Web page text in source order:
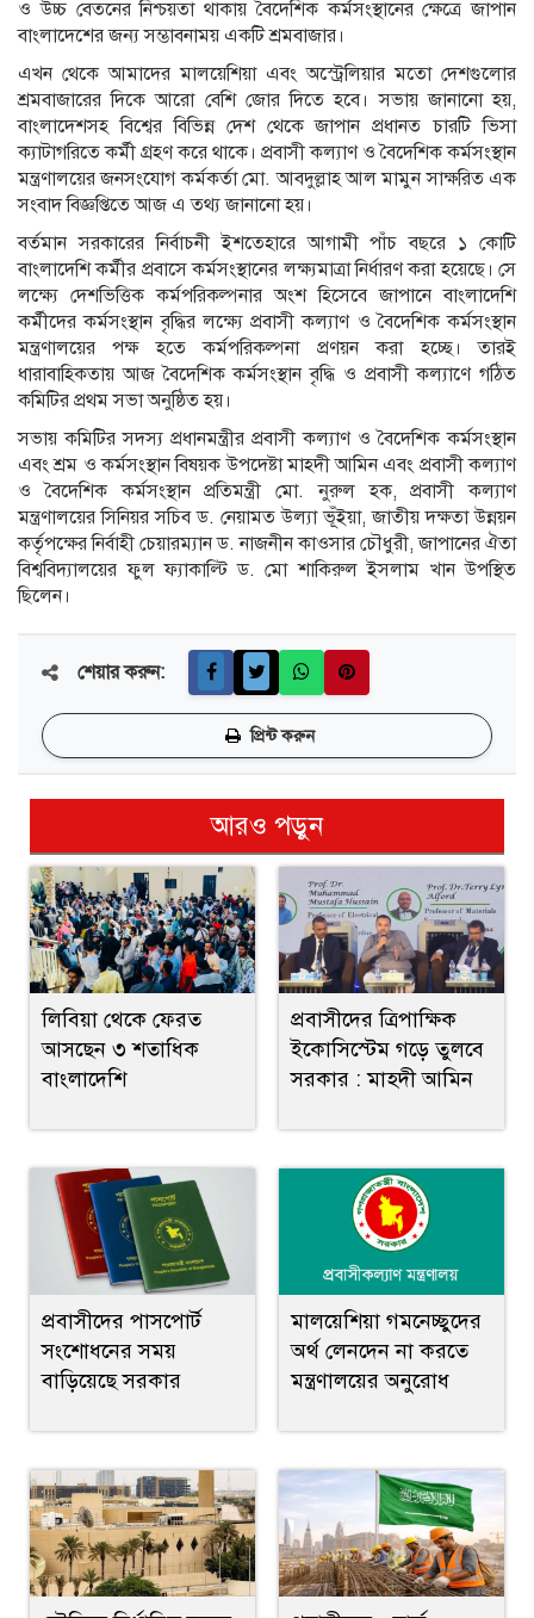
ও উচ্চ বেতনের নিশ্চয়তা থাকায় বৈদেশিক কর্মসংস্থানের ক্ষেত্রে জাপান
বাংলাদেশের জন্য সম্ভাবনাময় একটি শ্রমবাজার।
এখন থেকে আমাদের মালয়েশিয়া এবং অস্ট্রেলিয়ার মতো দেশগুলোর
শ্রমবাজারের দিকে আরো বেশি জোর দিতে হবে। সভায় জানানো হয়,
বাংলাদেশসহ বিশ্বের বিভিন্ন দেশ থেকে জাপান প্রধানত চারটি ভিসা
ক্যাটাগরিতে কর্মী গ্রহণ করে থাকে। প্রবাসী কল্যাণ ও বৈদেশিক কর্মসংস্থান
মন্ত্রণালয়ের জনসংযোগ কর্মকর্তা মো. আবদুল্লাহ আল মামুন সাক্ষরিত এক
সংবাদ বিজ্ঞপ্তিতে আজ এ তথ্য জানানো হয়।
বর্তমান সরকারের নির্বাচনী ইশতেহারে আগামী পাঁচ বছরে ১ কোটি
বাংলাদেশি কর্মীর প্রবাসে কর্মসংস্থানের লক্ষ্যমাত্রা নির্ধারণ করা হয়েছে। সে
লক্ষ্যে দেশভিত্তিক কর্মপরিকল্পনার অংশ হিসেবে জাপানে বাংলাদেশি
কর্মীদের কর্মসংস্থান বৃদ্ধির লক্ষ্যে প্রবাসী কল্যাণ ও বৈদেশিক কর্মসংস্থান
মন্ত্রণালয়ের পক্ষ হতে কর্মপরিকল্পনা প্রণয়ন করা হচ্ছে। তারই
ধারাবাহিকতায় আজ বৈদেশিক কর্মসংস্থান বৃদ্ধি ও প্রবাসী কল্যাণে গঠিত
কমিটির প্রথম সভা অনুষ্ঠিত হয়।
সভায় কমিটির সদস্য প্রধানমন্ত্রীর প্রবাসী কল্যাণ ও বৈদেশিক কর্মসংস্থান
এবং শ্রম ও কর্মসংস্থান বিষয়ক উপদেষ্টা মাহদী আমিন এবং প্রবাসী কল্যাণ
ও বৈদেশিক কর্মসংস্থান প্রতিমন্ত্রী মো. নুরুল হক, প্রবাসী কল্যাণ
মন্ত্রণালয়ের সিনিয়র সচিব ড. নেয়ামত উল্যা ভূঁইয়া, জাতীয় দক্ষতা উন্নয়ন
কর্তৃপক্ষের নির্বাহী চেয়ারম্যান ড. নাজনীন কাওসার চৌধুরী, জাপানের ঐতা
বিশ্ববিদ্যালয়ের ফুল ফ্যাকাল্টি ড. মো শাকিরুল ইসলাম খান উপস্থিত
ছিলেন।
শেয়ার করুন:
প্রিন্ট করুন
আরও পড়ুন
লিবিয়া থেকে ফেরত
আসছেন ৩ শতাধিক
বাংলাদেশি
প্রবাসীদের ত্রিপাক্ষিক
ইকোসিস্টেম গড়ে তুলবে
সরকার : মাহদী আমিন
প্রবাসীদের পাসপোর্ট
সংশোধনের সময়
বাড়িয়েছে সরকার
মালয়েশিয়া গমনেচ্ছুদের
অর্থ লেনদেন না করতে
মন্ত্রণালয়ের অনুরোধ